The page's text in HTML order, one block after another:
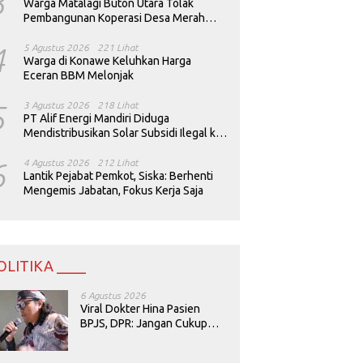
Warga Matalagi Buton Utara Tolak
Pembangunan Koperasi Desa Merah
5 Agustus 2026 221 Lihat
Warga di Konawe Keluhkan Harga
Eceran BBM Melonjak
3 Agustus 2026 218 Lihat
PT Alif Energi Mandiri Diduga
Mendistribusikan Solar Subsidi Ilegal ke
4 Agustus 2026 212 Lihat
Lantik Pejabat Pemkot, Siska: Berhenti
Mengemis Jabatan, Fokus Kerja Saja
____
6 Agustus 2026
Viral Dokter Hina Pasien
BPJS, DPR: Jangan Cukup